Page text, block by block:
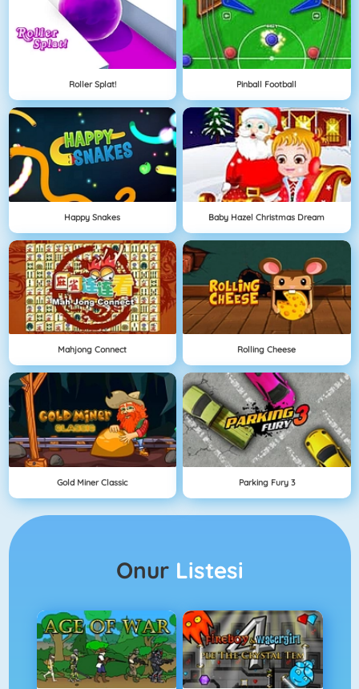
Roller Splat! Pinball Football
Happy Snakes Baby Hazel Christmas Dream
Mahjong Connect Rolling Cheese
Gold Miner Classic Parking Fury 3
Onur Listesi